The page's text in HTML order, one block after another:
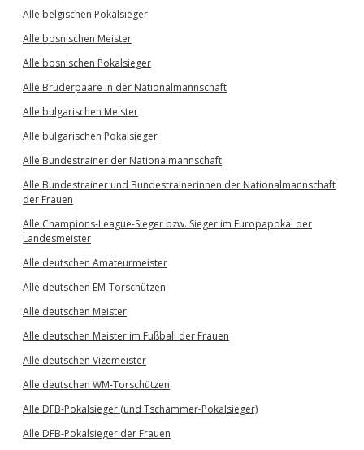
Alle belgischen Pokalsieger
Alle bosnischen Meister
Alle bosnischen Pokalsieger
Alle Brüderpaare in der Nationalmannschaft
Alle bulgarischen Meister
Alle bulgarischen Pokalsieger
Alle Bundestrainer der Nationalmannschaft
Alle Bundestrainer und Bundestrainerinnen der Nationalmannschaft
der Frauen
Alle Champions-League-Sieger bzw. Sieger im Europapokal der
Landesmeister
Alle deutschen Amateurmeister
Alle deutschen EM-Torschützen
Alle deutschen Meister
Alle deutschen Meister im Fußball der Frauen
Alle deutschen Vizemeister
Alle deutschen WM-Torschützen
Alle DFB-Pokalsieger (und Tschammer-Pokalsieger)
Alle DFB-Pokalsieger der Frauen